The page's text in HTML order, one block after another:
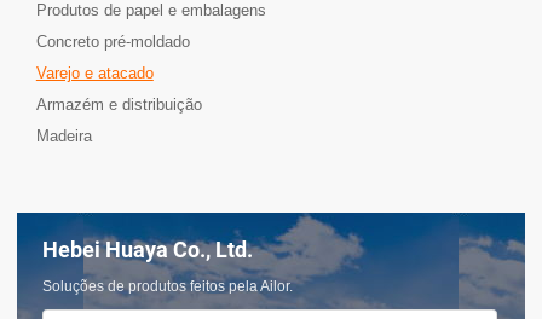
Produtos de papel e embalagens
Concreto pré-moldado
Varejo e atacado
Armazém e distribuição
Madeira
Hebei Huaya Co., Ltd.
Soluções de produtos feitos pela Ailor.